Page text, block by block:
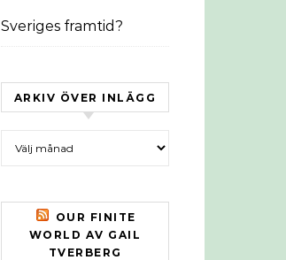
Sveriges framtid?
ARKIV ÖVER INLÄGG
OUR FINITE
WORLD AV GAIL
TVERBERG